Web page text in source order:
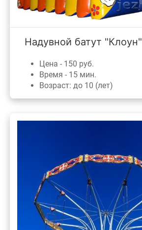
Надувной батут "Клоун"
Цена - 150 руб.
Время - 15 мин.
Возраст: до 10 (лет)